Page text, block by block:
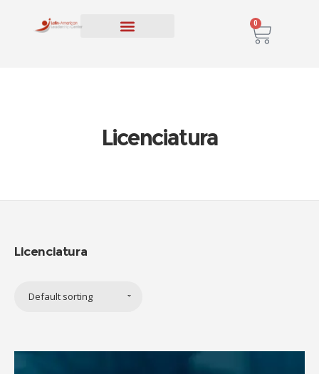
0
Licenciatura
Licenciatura
Default sorting